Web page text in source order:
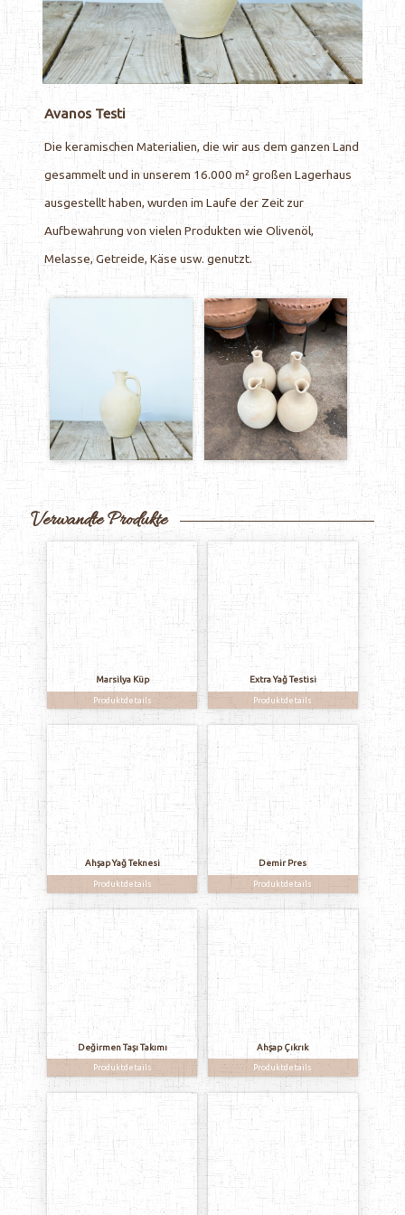
Avanos Testi
Die keramischen Materialien, die wir aus dem ganzen Land
gesammelt und in unserem 16.000 m² großen Lagerhaus
ausgestellt haben, wurden im Laufe der Zeit zur
Aufbewahrung von vielen Produkten wie Olivenöl,
Melasse, Getreide, Käse usw. genutzt.
Verwandte Produkte
Marsilya Küp
Produktdetails
Extra Yağ Testisi
Produktdetails
Ahşap Yağ Teknesi
Produktdetails
Demir Pres
Produktdetails
Değirmen Taşı Takımı
Produktdetails
Ahşap Çıkrık
Produktdetails